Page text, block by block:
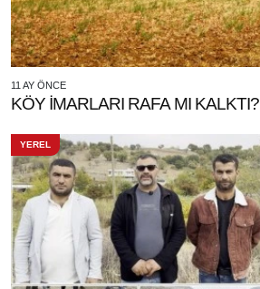
11 AY ÖNCE
KÖY İMARLARI RAFA MI KALKTI?
YEREL